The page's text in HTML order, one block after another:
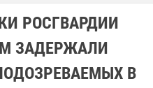
РОСГВАРДИИ
ЗАДЕРЖАЛИ
В